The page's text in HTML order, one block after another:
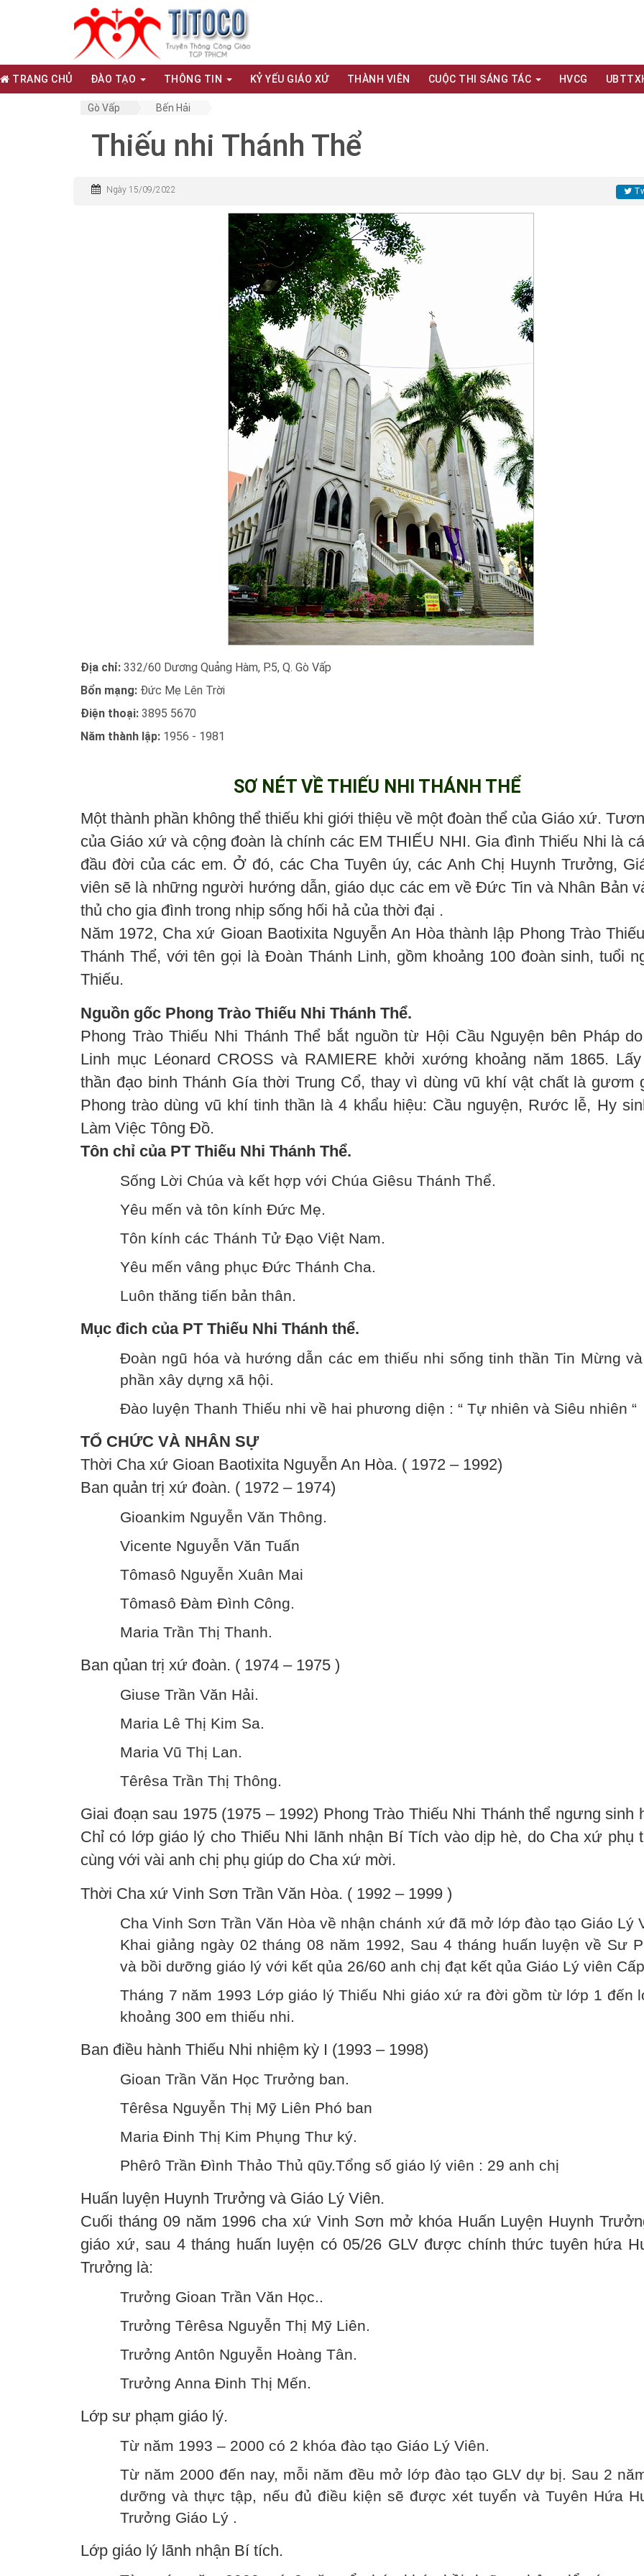
TRANG CHỦ ĐÀO TẠO THÔNG TIN KỶ YẾU GIÁO XỨ THÀNH VIÊN CUỘC THI SÁNG TÁC HVCG
Gò Vấp Bến Hải
Thiếu nhi Thánh Thể
Ngày 15/09/2022
Địa chỉ: 332/60 Dương Quảng Hàm, P.5, Q. Gò Vấp
Bổn mạng: Đức Mẹ Lên Trời
Điện thoại: 3895 5670
Năm thành lập: 1956 - 1981
SƠ NÉT VỀ THIẾU NHI THÁNH THỂ
Một thành phần không thể thiếu khi giới thiệu về một đoàn thể của Giáo xứ.
của Giáo xứ và cộng đoàn là chính các EM THIẾU NHI. Gia đình Thiếu Nhi là
đầu đời của các em. Ở đó, các Cha Tuyên úy, các Anh Chị Huynh Trưởng,
viên sẽ là những người hướng dẫn, giáo dục các em về Đức Tin và Nhân Bản
thủ cho gia đình trong nhịp sống hối hả của thời đại .
Năm 1972, Cha xứ Gioan Baotixita Nguyễn An Hòa thành lập Phong Trào
Thánh Thể, với tên gọi là Đoàn Thánh Linh, gồm khoảng 100 đoàn sinh, tuổi
Thiếu.
Nguồn gốc Phong Trào Thiếu Nhi Thánh Thể.
Phong Trào Thiếu Nhi Thánh Thể bắt nguồn từ Hội Cầu Nguyện bên Pháp
Linh mục Léonard CROSS và RAMIERE khởi xướng khoảng năm 1865.
thần đạo binh Thánh Gía thời Trung Cổ, thay vì dùng vũ khí vật chất là gươm
Phong trào dùng vũ khí tinh thần là 4 khẩu hiệu: Cầu nguyện, Rước lễ, Hy
Làm Việc Tông Đồ.
Tôn chỉ của PT Thiếu Nhi Thánh Thể.
Sống Lời Chúa và kết hợp với Chúa Giêsu Thánh Thể.
Yêu mến và tôn kính Đức Mẹ.
Tôn kính các Thánh Tử Đạo Việt Nam.
Yêu mến vâng phục Đức Thánh Cha.
Luôn thăng tiến bản thân.
Mục đich của PT Thiếu Nhi Thánh thể.
Đoàn ngũ hóa và hướng dẫn các em thiếu nhi sống tinh thần Tin Mừng
phần xây dựng xã hội.
Đào luyện Thanh Thiếu nhi về hai phương diện : “ Tự nhiên và Siêu nhiên “
TỔ CHỨC VÀ NHÂN SỰ
Thời Cha xứ Gioan Baotixita Nguyễn An Hòa. ( 1972 – 1992)
Ban quản trị xứ đoàn. ( 1972 – 1974)
Gioankim Nguyễn Văn Thông.
Vicente Nguyễn Văn Tuấn
Tômasô Nguyễn Xuân Mai
Tômasô Đàm Đình Công.
Maria Trần Thị Thanh.
Ban qủan trị xứ đoàn. ( 1974 – 1975 )
Giuse Trần Văn Hải.
Maria Lê Thị Kim Sa.
Maria Vũ Thị Lan.
Têrêsa Trần Thị Thông.
Giai đoạn sau 1975 (1975 – 1992) Phong Trào Thiếu Nhi Thánh thể ngưng sinh
Chỉ có lớp giáo lý cho Thiếu Nhi lãnh nhận Bí Tích vào dịp hè, do Cha xứ phụ
cùng với vài anh chị phụ giúp do Cha xứ mời.
Thời Cha xứ Vinh Sơn Trần Văn Hòa. ( 1992 – 1999 )
Cha Vinh Sơn Trần Văn Hòa về nhận chánh xứ đã mở lớp đào tạo Giáo Lý
Khai giảng ngày 02 tháng 08 năm 1992, Sau 4 tháng huấn luyện về Sư
và bồi dưỡng giáo lý với kết qủa 26/60 anh chị đạt kết qủa Giáo Lý viên
Tháng 7 năm 1993 Lớp giáo lý Thiếu Nhi giáo xứ ra đời gồm từ lớp 1 đến
khoảng 300 em thiếu nhi.
Ban điều hành Thiếu Nhi nhiệm kỳ I (1993 – 1998)
Gioan Trần Văn Học Trưởng ban.
Têrêsa Nguyễn Thị Mỹ Liên Phó ban
Maria Đinh Thị Kim Phụng Thư ký.
Phêrô Trần Đình Thảo Thủ qũy.Tổng số giáo lý viên : 29 anh chị
Huấn luyện Huynh Trưởng và Giáo Lý Viên.
Cuối tháng 09 năm 1996 cha xứ Vinh Sơn mở khóa Huấn Luyện Huynh
giáo xứ, sau 4 tháng huấn luyện có 05/26 GLV được chính thức tuyên hứa
Trưởng là:
Trưởng Gioan Trần Văn Học..
Trưởng Têrêsa Nguyễn Thị Mỹ Liên.
Trưởng Antôn Nguyễn Hoàng Tân.
Trưởng Anna Đinh Thị Mến.
Lớp sư phạm giáo lý.
Từ năm 1993 – 2000 có 2 khóa đào tạo Giáo Lý Viên.
Từ năm 2000 đến nay, mỗi năm đều mở lớp đào tạo GLV dự bị. Sau 2
dưỡng và thực tập, nếu đủ điều kiện sẽ được xét tuyển và Tuyên Hứa
Trưởng Giáo Lý .
Lớp giáo lý lãnh nhận Bí tích.